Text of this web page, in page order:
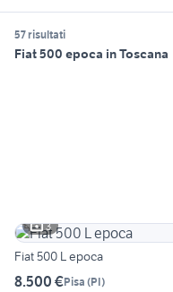
57 risultati
Fiat 500 epoca in Toscana
3
Fiat 500 L epoca
8.500 €Pisa (PI)